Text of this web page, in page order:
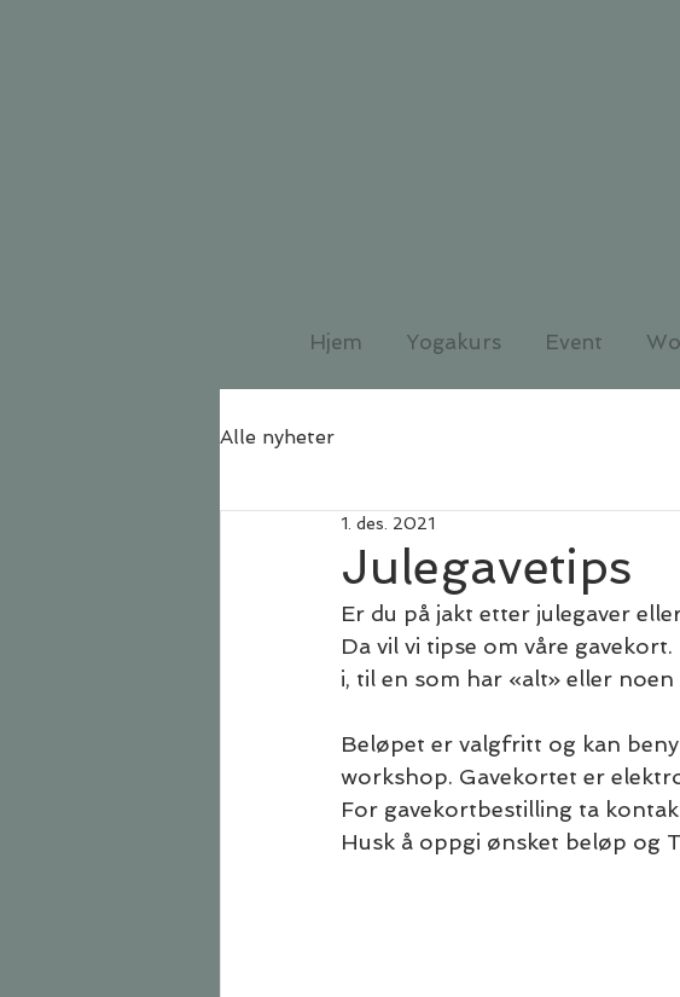
Hjem Yogakurs Event
Alle nyheter
Julegavetips
1. des. 2021
Er du på jakt etter julegaver
Da vil vi tipse om våre
i, til en som har «alt» eller
Beløpet er valgfritt og kan
workshop. Gavekortet er
For gavekortbestilling ta
Husk å oppgi ønsket beløp og